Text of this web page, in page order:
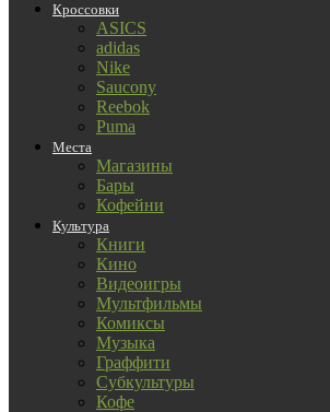
Кроссовки
ASICS
adidas
Nike
Saucony
Reebok
Puma
Места
Магазины
Бары
Кофейни
Культура
Книги
Кино
Видеоигры
Мультфильмы
Комиксы
Музыка
Граффити
Субкультуры
Кофе